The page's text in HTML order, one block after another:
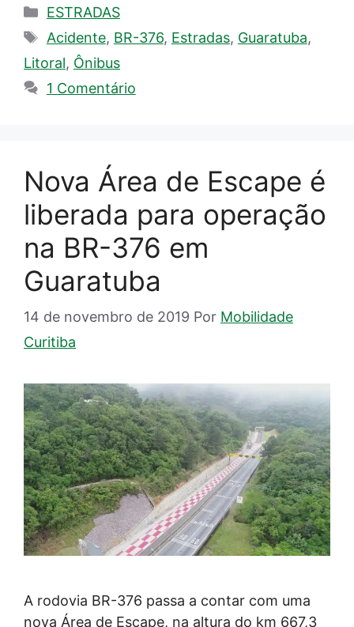
Categorias
ESTRADAS
Tags
Acidente, BR-376, Estradas, Guaratuba,
Litoral, Ônibus
1 Comentário
Nova Área de Escape é
liberada para operação
na BR-376 em
Guaratuba
14 de novembro de 2019 Por Mobilidade
Curitiba
A rodovia BR-376 passa a contar com uma
nova Área de Escape, na altura do km 667,3